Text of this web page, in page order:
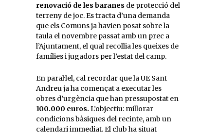
renovació de les baranes de protecció del
terreny de joc. Es tracta d’una demanda
que els Comuns ja havien posat sobre la
taula el novembre passat amb un prec a
l’Ajuntament, el qual recollia les queixes de
famílies i jugadors per l’estat del camp.
En paral·lel, cal recordar que la UE Sant
Andreu ja ha començat a executar les
obres d’urgència que han pressupostat en
100.000 euros. L’objectiu: millorar
condicions bàsiques del recinte, amb un
calendari immediat. El club ha situat